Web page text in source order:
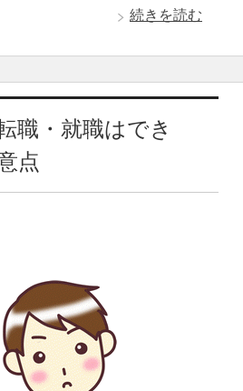
続きを読む
職・就職はでき
点